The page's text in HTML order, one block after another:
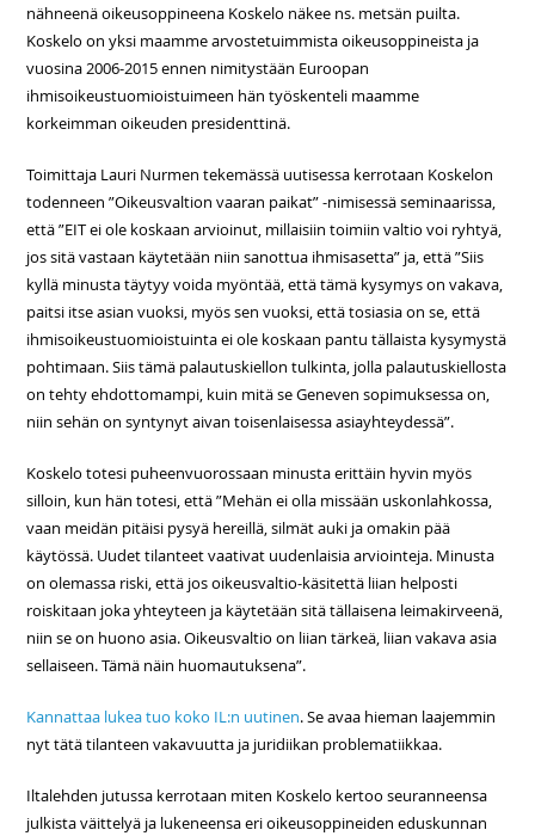
nähneenä oikeusoppineena Koskelo näkee ns. metsän puilta.
Koskelo on yksi maamme arvostetuimmista oikeusoppineista ja
vuosina 2006-2015 ennen nimitystään Euroopan
ihmisoikeustuomioistuimeen hän työskenteli maamme
korkeimman oikeuden presidenttinä.
Toimittaja Lauri Nurmen tekemässä uutisessa kerrotaan Koskelon
todenneen ”Oikeusvaltion vaaran paikat” -nimisessä seminaarissa,
että ”EIT ei ole koskaan arvioinut, millaisiin toimiin valtio voi ryhtyä,
jos sitä vastaan käytetään niin sanottua ihmisasetta” ja, että ”Siis
kyllä minusta täytyy voida myöntää, että tämä kysymys on vakava,
paitsi itse asian vuoksi, myös sen vuoksi, että tosiasia on se, että
ihmisoikeustuomioistuinta ei ole koskaan pantu tällaista kysymystä
pohtimaan. Siis tämä palautuskiellon tulkinta, jolla palautuskiellosta
on tehty ehdottomampi, kuin mitä se Geneven sopimuksessa on,
niin sehän on syntynyt aivan toisenlaisessa asiayhteydessä”.
Koskelo totesi puheenvuorossaan minusta erittäin hyvin myös
silloin, kun hän totesi, että ”Mehän ei olla missään uskonlahkossa,
vaan meidän pitäisi pysyä hereillä, silmät auki ja omakin pää
käytössä. Uudet tilanteet vaativat uudenlaisia arviointeja. Minusta
on olemassa riski, että jos oikeusvaltio-käsitettä liian helposti
roiskitaan joka yhteyteen ja käytetään sitä tällaisena leimakirveenä,
niin se on huono asia. Oikeusvaltio on liian tärkeä, liian vakava asia
sellaiseen. Tämä näin huomautuksena”.
Kannattaa lukea tuo koko IL:n uutinen. Se avaa hieman laajemmin
nyt tätä tilanteen vakavuutta ja juridiikan problematiikkaa.
Iltalehden jutussa kerrotaan miten Koskelo kertoo seuranneensa
julkista väittelyä ja lukeneensa eri oikeusoppineiden eduskunnan